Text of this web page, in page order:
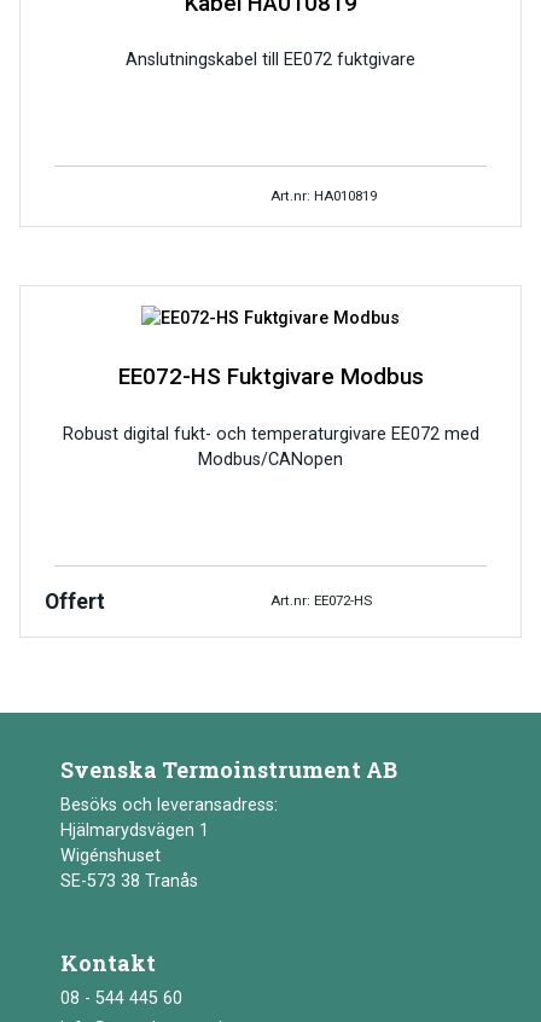
Anslutningskabel till EE072 fuktgivare
Art.nr: HA010819
EE072-HS Fuktgivare Modbus
Robust digital fukt- och temperaturgivare EE072 med
Modbus/CANopen
Offert Art.nr: EE072-HS
Svenska Termoinstrument AB
Besöks och leveransadress:
Hjälmarydsvägen 1
Wigénshuset
SE-573 38 Tranås
Kontakt
08 - 544 445 60